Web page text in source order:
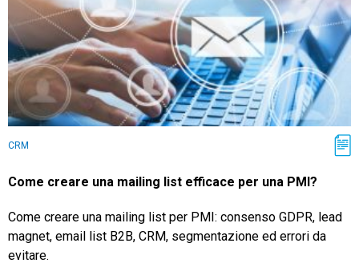
CRM
Come creare una mailing list efficace per una PMI?
Come creare una mailing list per PMI: consenso GDPR, lead
magnet, email list B2B, CRM, segmentazione ed errori da
evitare.